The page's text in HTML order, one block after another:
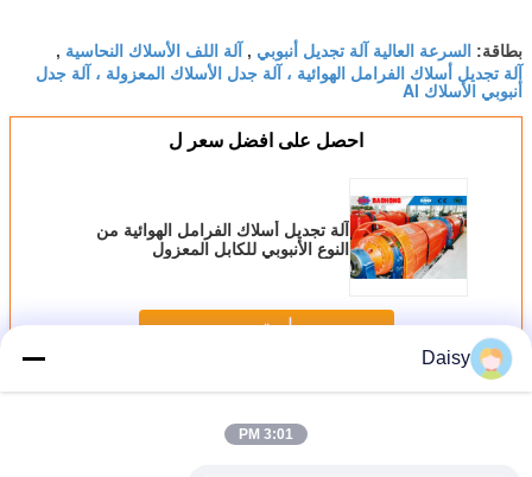
بطاقة: السرعة العالية آلة تجديل أنبوبي , آلة اللف الأسلاك النحاسية ,
آلة تجديل أسلاك الفرامل الهوائية ، آلة جدل الأسلاك المعزولة ، آلة جدل
أنبوبي الأسلاك Al
احصل على افضل سعر ل
آلة تجديل أسلاك الفرامل الهوائية من
النوع الأنبوبي للكابل المعزول
استمر
أكثرآلة الانزلاق أنبوبي
Daisy
3:01 PM